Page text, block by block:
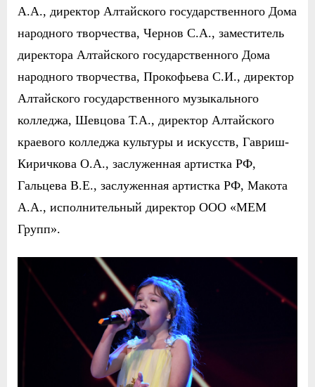
А.А., директор Алтайского государственного Дома
народного творчества, Чернов С.А., заместитель
директора Алтайского государственного Дома
народного творчества, Прокофьева С.И., директор
Алтайского государственного музыкального
колледжа, Шевцова Т.А., директор Алтайского
краевого колледжа культуры и искусств, Гавриш-
Киричкова О.А., заслуженная артистка РФ,
Гальцева В.Е., заслуженная артистка РФ, Макота
А.А., исполнительный директор ООО «МЕМ
Групп».